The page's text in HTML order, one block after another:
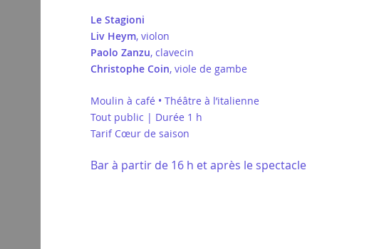
Le Stagioni
Liv Heym, violon
Paolo Zanzu, clavecin
Christophe Coin, viole de gambe
Moulin à café • Théâtre à l’italienne
Tout public | Durée 1 h
Tarif Cœur de saison
Bar à partir de 16 h et après le spectacle